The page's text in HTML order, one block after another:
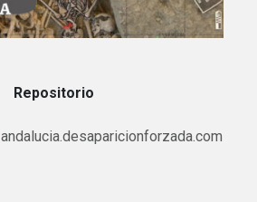
Repositorio
andalucia.desaparicionforzada.com